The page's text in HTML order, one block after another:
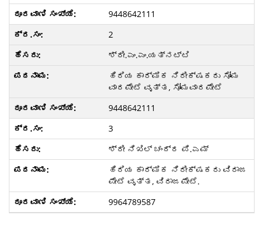
9448642111
2
ಶ್ರೀ.ಎಂ.ಎಂ.ಯತ್ನಟ್ಟಿ
ಹಿರಿಯ ಕಾರ್ಮಿಕ ನಿರೀಕ್ಷಕರು ಸೋಮ
ವಾರಪೇಟೆ ವೃತ್ತ, ಸೋಮವಾರಪೇಟೆ
9448642111
3
ಶ್ರೀ ನಿಖಿಲ್ ಚಂದ್ರ ಪಿ.ಎಮ್
ಹಿರಿಯ ಕಾರ್ಮಿಕ ನಿರೀಕ್ಷಕರು ವಿರಾಜ
ಪೇಟೆ ವೃತ್ತ, ವಿರಾಜಪೇಟೆ.
9964789587